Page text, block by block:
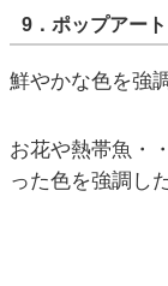
9．ポップアート
鮮やかな色を強
お花や熱帯魚・
った色を強調し